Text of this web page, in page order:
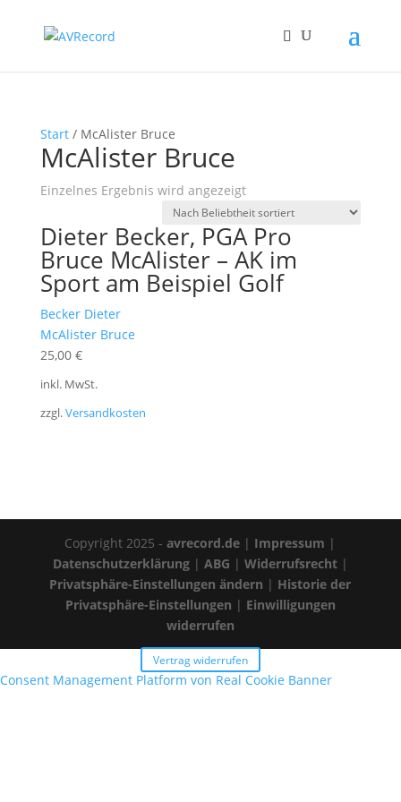
Start/ McAlister Bruce
McAlister Bruce
Einzelnes Ergebnis wird angezeigt
Dieter Becker, PGA Pro
Bruce McAlister – AK im
Sport am Beispiel Golf
Becker Dieter
McAlister Bruce
25,00 €
inkl. MwSt.
zzgl.Versandkosten
Copyright 2025 -avrecord.de | Impressum |
Datenschutzerklärung| ABG | Widerrufsrecht|
Privatsphäre-Einstellungen ändern | Historie der
Privatsphäre-Einstellungen | Einwilligungen
widerrufen
Vertrag widerrufen
Consent Management Platform von Real Cookie Banner